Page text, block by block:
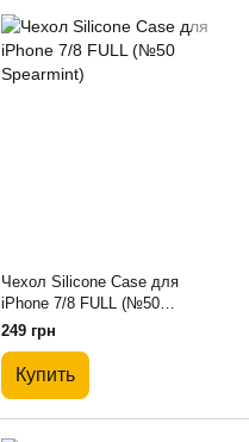
Чехол Silicone Case для
iPhone 7/8 FULL (№50
Spearmint)
249 грн
Купить